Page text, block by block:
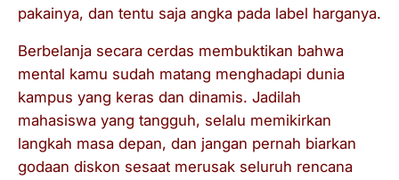
pakainya, dan tentu saja angka pada label harganya.
Berbelanja secara cerdas membuktikan bahwa
mental kamu sudah matang menghadapi dunia
kampus yang keras dan dinamis. Jadilah
mahasiswa yang tangguh, selalu memikirkan
langkah masa depan, dan jangan pernah biarkan
godaan diskon sesaat merusak seluruh rencana